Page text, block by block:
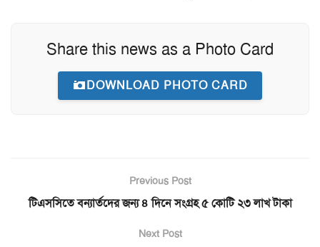
Share this news as a Photo Card
DOWNLOAD PHOTO CARD
Previous Post
টিএসসিতে বন্যার্তদের জন্য ৪ দিনে সংগ্রহ ৫ কোটি ২৩ লাখ টাকা
Next Post